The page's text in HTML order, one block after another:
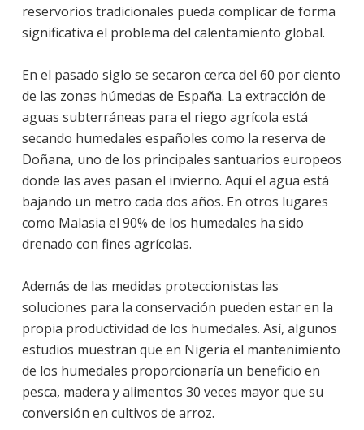
reservorios tradicionales pueda complicar de forma
significativa el problema del calentamiento global.
En el pasado siglo se secaron cerca del 60 por ciento
de las zonas húmedas de España. La extracción de
aguas subterráneas para el riego agrícola está
secando humedales españoles como la reserva de
Doñana, uno de los principales santuarios europeos
donde las aves pasan el invierno. Aquí el agua está
bajando un metro cada dos años. En otros lugares
como Malasia el 90% de los humedales ha sido
drenado con fines agrícolas.
Además de las medidas proteccionistas las
soluciones para la conservación pueden estar en la
propia productividad de los humedales. Así, algunos
estudios muestran que en Nigeria el mantenimiento
de los humedales proporcionaría un beneficio en
pesca, madera y alimentos 30 veces mayor que su
conversión en cultivos de arroz.